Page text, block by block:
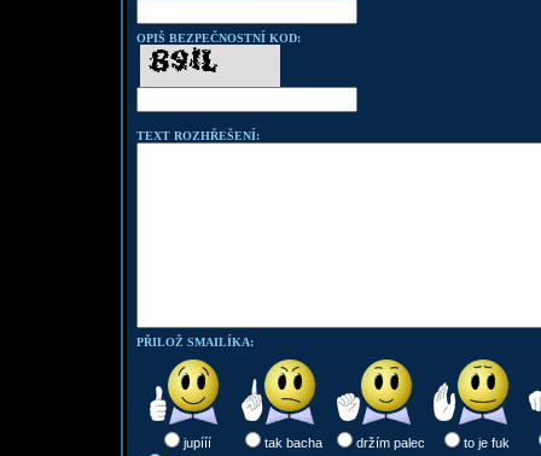
OPIŠ BEZPEČNOSTNÍ KOD:
TEXT ROZHŘEŠENÍ:
PŘILOŽ SMAILÍKA:
jupííí tak bacha držím palec
to je fuk